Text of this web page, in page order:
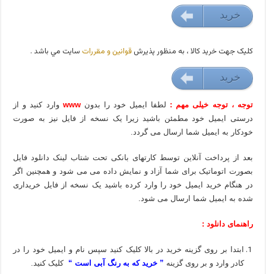
9000 تومان خريد
کليک جهت خريد کالا ، به منظور پذيرشقوانين و مقررات سايت مي باشد .
9000 تومان خريد
توجه ، توجه خیلی مهم : لطفا ایمیل خود را بدون www وارد کنید و از
درستی ایمیل خود مطمئن باشید زیرا یک نسخه از فایل نیز به صورت
خودکار به ایمیل شما ارسال می گردد.
بعد از پرداخت آنلاین توسط کارتهای بانکی تحت شتاب لینک دانلود فایل
بصورت اتوماتیک برای شما آزاد و نمایش داده می می شود و همچنین اگر
در هنگام خرید ایمیل خود را وارد کرده باشید یک نسخه از فایل خریداری
شده به ایمیل شما ارسال می شود.
راهنمای دانلود :
ابتدا بر روی گزینه خرید در بالا کلیک کنید سپس نام و ایمیل خود را در
کادر وارد و بر روی گزینه ” خرید که به رنگ آبی است “
کلیک کنید.